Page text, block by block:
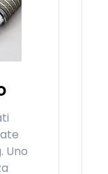
Uno